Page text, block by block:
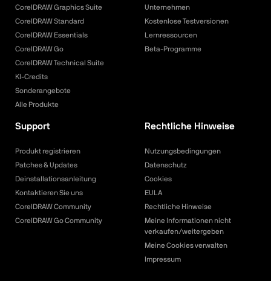
CorelDRAW Graphics Suite
CorelDRAW Standard
CorelDRAW Essentials
CorelDRAW Go
CorelDRAW Technical Suite
KI-Credits
Sonderangebote
Alle Produkte
Unternehmen
Kostenlose Testversionen
Lernressourcen
Beta-Programme
Support
Produkt registrieren
Patches & Updates
Deinstallationsanleitung
Kontaktieren Sie uns
CorelDRAW Community
CorelDRAW Go Community
Rechtliche Hinweise
Nutzungsbedingungen
Datenschutz
Cookies
EULA
Rechtliche Hinweise
Meine Informationen nicht
verkaufen/weitergeben
Meine Cookies verwalten
Impressum